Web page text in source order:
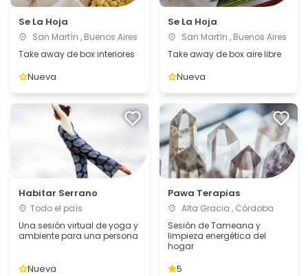
Se La Hoja
San Martín , Buenos Aires
Take away de box interiores
Nueva
Se La Hoja
San Martín , Buenos Aires
Take away de box aire libre
Nueva
Habitar Serrano
Todo el país
Una sesión virtual de yoga y
ambiente para una persona
Nueva
Pawa Terapias
Alta Gracia , Córdoba
Sesión de Tameana y
limpieza energética del
hogar
5